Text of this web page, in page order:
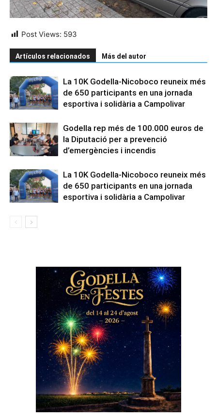
Post Views: 593
Artículos relacionados Más del autor
La 10K Godella-Nicoboco reuneix més
de 650 participants en una jornada
esportiva i solidària a Campolivar
Godella rep més de 100.000 euros de
la Diputació per a prevenció
d’emergències i incendis
La 10K Godella-Nicoboco reuneix més
de 650 participants en una jornada
esportiva i solidària a Campolivar